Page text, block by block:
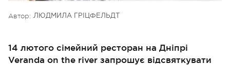
Автор: ЛЮДМИЛА ГРІЦФЕЛЬДТ
14 лютого сімейний ресторан на Дніпрі
Veranda on the river запрошує відсвяткувати